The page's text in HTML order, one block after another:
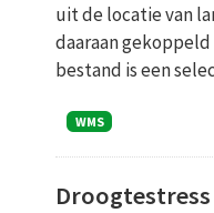
uit de locatie van
daaraan
bestand is een
WMS
Droogtestress